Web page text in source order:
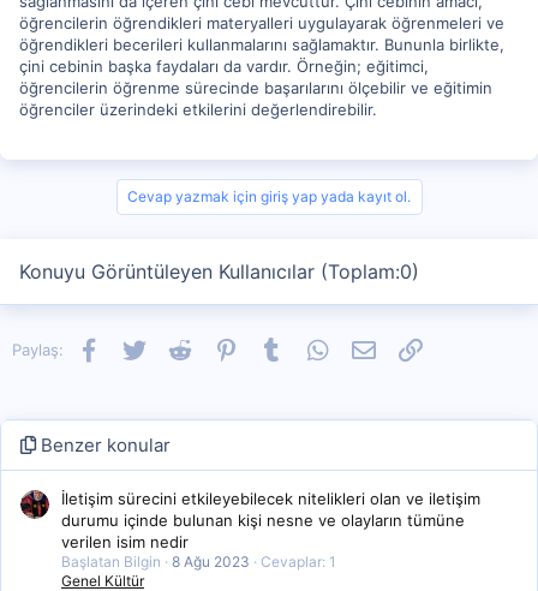
öğrencilerin öğrendikleri materyalleri uygulayarak öğrenmeleri ve
öğrendikleri becerileri kullanmalarını sağlamaktır. Bununla birlikte,
çini cebinin başka faydaları da vardır. Örneğin; eğitimci,
öğrencilerin öğrenme sürecinde başarılarını ölçebilir ve eğitimin
öğrenciler üzerindeki etkilerini değerlendirebilir.
Cevap yazmak için giriş yap yada kayıt ol.
Konuyu Görüntüleyen Kullanıcılar (Toplam:0)
Paylaş: Facebook
TwitterReddit PinterestTumblrWhatsApp
E-postaLink
Benzer konular
İletişim sürecini etkileyebilecek nitelikleri olan ve iletişim
durumu içinde bulunan kişi nesne ve olayların tümüne
verilen isim nedir
Başlatan Bilgin 8 Ağu 2023
Cevaplar: 1
Genel Kültür